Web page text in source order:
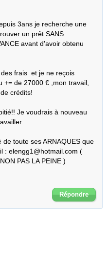
3ans je recherche une
un prêt SANS
avant d'avoir obtenu
frais  et je ne reçois
+= de 27000 € ,mon travail,
crédits!
Je voudrais à nouveau
toute ses ARNAQUES que
: elengg1@hotmail.com (
PAS LA PEINE )
Répondre